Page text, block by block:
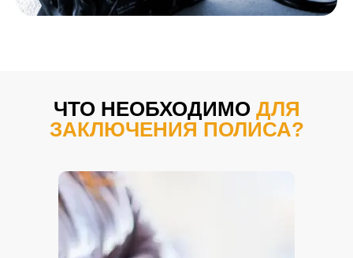
ЧТО НЕОБХОДИМО ДЛЯ
ЗАКЛЮЧЕНИЯ ПОЛИСА?